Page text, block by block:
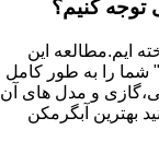
توجه کنیم؟
ایم.مطالعه این
را به طور کامل
و مدل های آن
بهترین آبگرمکن